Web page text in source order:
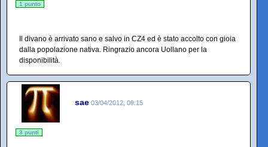
1 punto
Il divano è arrivato sano e salvo in CZ4 ed è stato accolto con gioia
dalla popolazione nativa. Ringrazio ancora Uollano per la
disponibilità.
sae 03/04/2012, 09:15
3 punti